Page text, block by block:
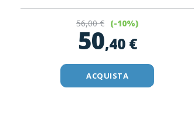
56,00 € (-10%)
50,40 €
ACQUISTA